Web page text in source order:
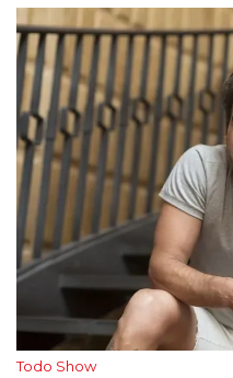
Todo Show